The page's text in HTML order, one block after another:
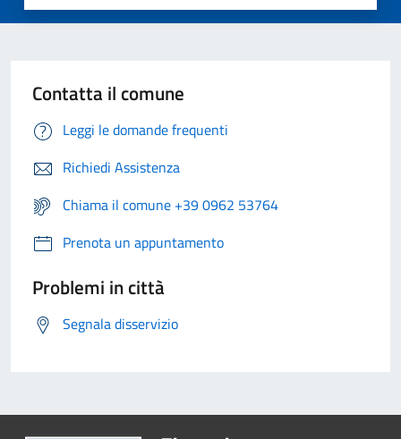
Contatta il comune
Leggi le domande frequenti
Richiedi Assistenza
Chiama il comune +39 0962 53764
Prenota un appuntamento
Problemi in città
Segnala disservizio